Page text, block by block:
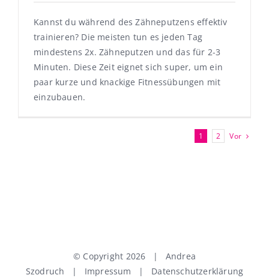
Kannst du während des Zähneputzens effektiv
trainieren? Die meisten tun es jeden Tag
mindestens 2x. Zähneputzen und das für 2-3
Minuten. Diese Zeit eignet sich super, um ein
paar kurze und knackige Fitnessübungen mit
einzubauen.
1 2 Vor
© Copyright 2026 | Andrea
Szodruch | Impressum | Datenschutzerklärung